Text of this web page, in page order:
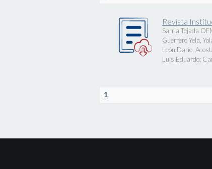
Revista
Sarria Tejada
Guerrero Yela,
León Darío;
Luis Eduardo;
1